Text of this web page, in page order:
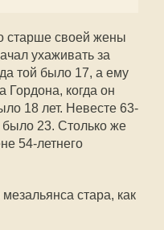
старше своей жены
ухаживать за
той было 17, а ему
Гордона, когда он
18 лет. Невесте 63-
было 23. Столько же
54-летнего
стара, как